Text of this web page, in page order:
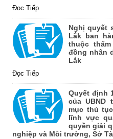
Đọc Tiếp
Nghị quyết
Lắk ban
thuộc
đồng nhân
Lắk
Đọc Tiếp
Quyết định
của UBND
mục thủ
lĩnh vực
quyền giải
nghiệp và Môi trường, Sở